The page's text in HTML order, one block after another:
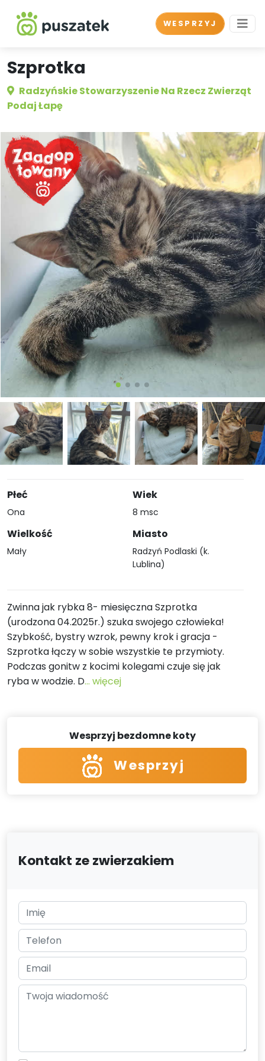
WESPRZYJ
Szprotka
Radzyńskie Stowarzyszenie Na Rzecz Zwierząt
Podaj Łapę
Płeć
Ona
Wielkość
Mały
Wiek
8 msc
Miasto
Radzyń Podlaski (k.
Lublina)
Zwinna jak rybka 8- miesięczna Szprotka
(urodzona 04.2025r.) szuka swojego człowieka!
Szybkość, bystry wzrok, pewny krok i gracja -
Szprotka łączy w sobie wszystkie te przymioty.
Podczas gonitw z kocimi kolegami czuje się jak
ryba w wodzie. D... więcej
Wesprzyj bezdomne koty
Wesprzyj
Kontakt ze zwierzakiem